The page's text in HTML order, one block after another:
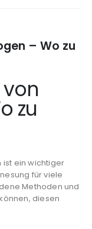
– Wo zu
zu
ist ein wichtiger
für viele
Methoden und
diesen